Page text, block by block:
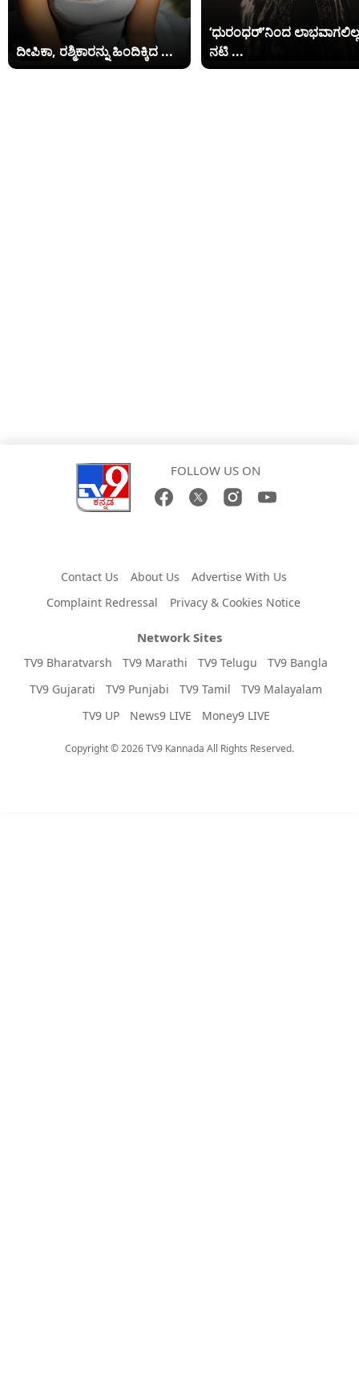
ದೀಪಿಕಾ, ರಶ್ಮಿಕಾರನ್ನು ಹಿಂದಿಕ್ಕಿದ ...
‘ಧುರಂಧರ್’ನಿಂದ
ನಟಿ ...
FOLLOW US ON
Contact Us About Us
Advertise With Us
Complaint Redressal
Privacy & Cookies Notice
Network Sites
TV9 Bharatvarsh TV9 Marathi TV9 Telugu
TV9 Bangla
TV9 Gujarati
TV9 Punjabi TV9 Tamil
TV9 Malayalam
TV9 UP
News9 LIVE Money9 LIVE
Copyright © 2026 TV9 Kannada All Rights Reserved.